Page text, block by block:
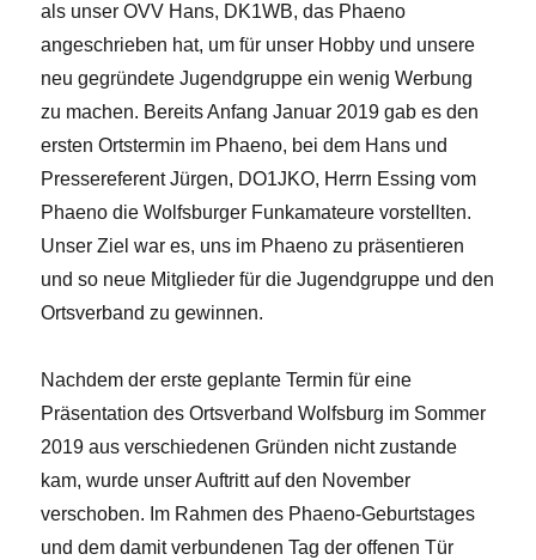
als unser OVV Hans, DK1WB, das Phaeno
angeschrieben hat, um für unser Hobby und unsere
neu gegründete Jugendgruppe ein wenig Werbung
zu machen. Bereits Anfang Januar 2019 gab es den
ersten Ortstermin im Phaeno, bei dem Hans und
Pressereferent Jürgen, DO1JKO, Herrn Essing vom
Phaeno die Wolfsburger Funkamateure vorstellten.
Unser Ziel war es, uns im Phaeno zu präsentieren
und so neue Mitglieder für die Jugendgruppe und den
Ortsverband zu gewinnen.
Nachdem der erste geplante Termin für eine
Präsentation des Ortsverband Wolfsburg im Sommer
2019 aus verschiedenen Gründen nicht zustande
kam, wurde unser Auftritt auf den November
verschoben. Im Rahmen des Phaeno-Geburtstages
und dem damit verbundenen Tag der offenen Tür